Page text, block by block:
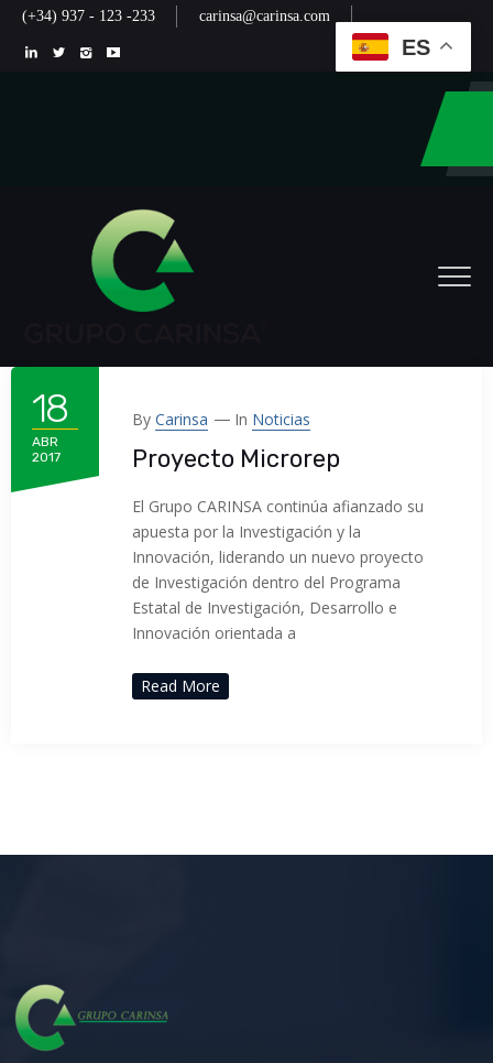
(+34) 937 - 123 -233 carinsa@carinsa.com
18
ABR
2017
By Carinsa In Noticias
Proyecto Microrep
El Grupo CARINSA continúa afianzado su
apuesta por la Investigación y la
Innovación, liderando un nuevo proyecto
de Investigación dentro del Programa
Estatal de Investigación, Desarrollo e
Innovación orientada a
Read More
ES